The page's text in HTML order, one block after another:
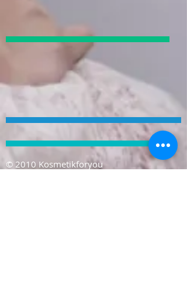
© 2010 Kosmetikforyou